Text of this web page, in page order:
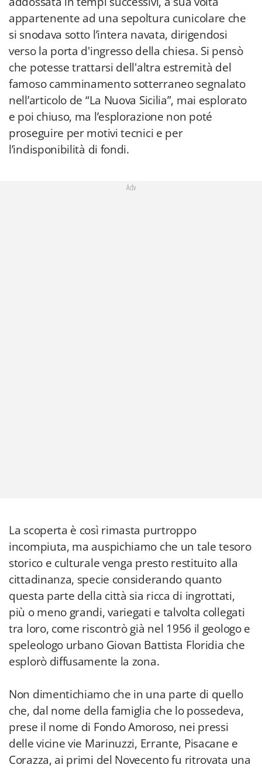
appartenente ad una sepoltura cunicolare che
si snodava sotto l’intera navata, dirigendosi
verso la porta d'ingresso della chiesa. Si pensò
che potesse trattarsi dell'altra estremità del
famoso camminamento sotterraneo segnalato
nell’articolo de “La Nuova Sicilia”, mai esplorato
e poi chiuso, ma l’esplorazione non poté
proseguire per motivi tecnici e per
l’indisponibilità di fondi.
Adv
La scoperta è così rimasta purtroppo
incompiuta, ma auspichiamo che un tale tesoro
storico e culturale venga presto restituito alla
cittadinanza, specie considerando quanto
questa parte della città sia ricca di ingrottati,
più o meno grandi, variegati e talvolta collegati
tra loro, come riscontrò già nel 1956 il geologo e
speleologo urbano Giovan Battista Floridia che
esplorò diffusamente la zona.
Non dimentichiamo che in una parte di quello
che, dal nome della famiglia che lo possedeva,
prese il nome di Fondo Amoroso, nei pressi
delle vicine vie Marinuzzi, Errante, Pisacane e
Corazza, ai primi del Novecento fu ritrovata una